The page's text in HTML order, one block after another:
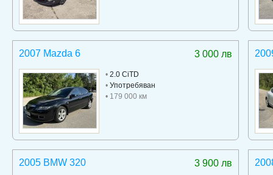
3 000 лв
2007 Mazda 6
• 2.0 CiTD
• Употребяван
• 179 000 км
3 900 лв
2005 BMW 320